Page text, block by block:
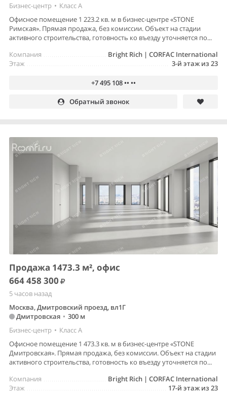
Бизнес-центр • Класс A
Офисное помещение 1 223.2 кв. м в бизнес-центре «STONE
Римская». Прямая продажа, без комиссии. Объект на стадии
активного строительства, готовность ко въезду уточняется по...
Bright Rich | CORFAC International
Компания
3-й этаж из 23
Этаж
+7 495 108 •• ••
Обратный звонок
Продажа 1473.3 м², офис
664 458 300
5 часов назад
Москва, Дмитровский проезд, вл1Г
Дмитровская • 300 м
Бизнес-центр • Класс A
Офисное помещение 1 473.3 кв. м в бизнес-центре «STONE
Дмитровская». Прямая продажа, без комиссии. Объект на стадии
активного строительства, готовность ко въезду уточняется по...
Bright Rich | CORFAC International
Компания
17-й этаж из 23
Этаж